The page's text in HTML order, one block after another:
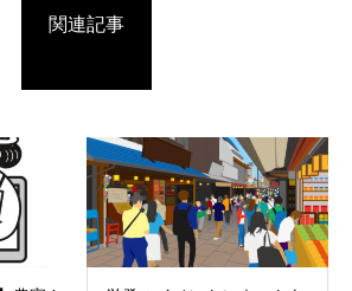
関連記事